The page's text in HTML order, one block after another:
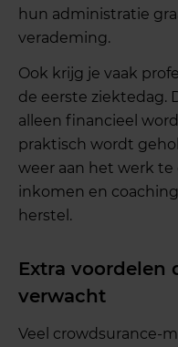
hun administratie
verademing.
Ook krijg je vaak
de eerste ziektedag.
alleen financieel
praktisch wordt
weer aan het werk te
inkomen en
herstel.
Extra voordelen
verwacht
Veel crowdsurance-